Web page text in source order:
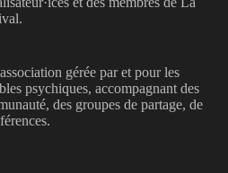
gérée par et pour les
psychiques, accompagnant des
des groupes de partage, de